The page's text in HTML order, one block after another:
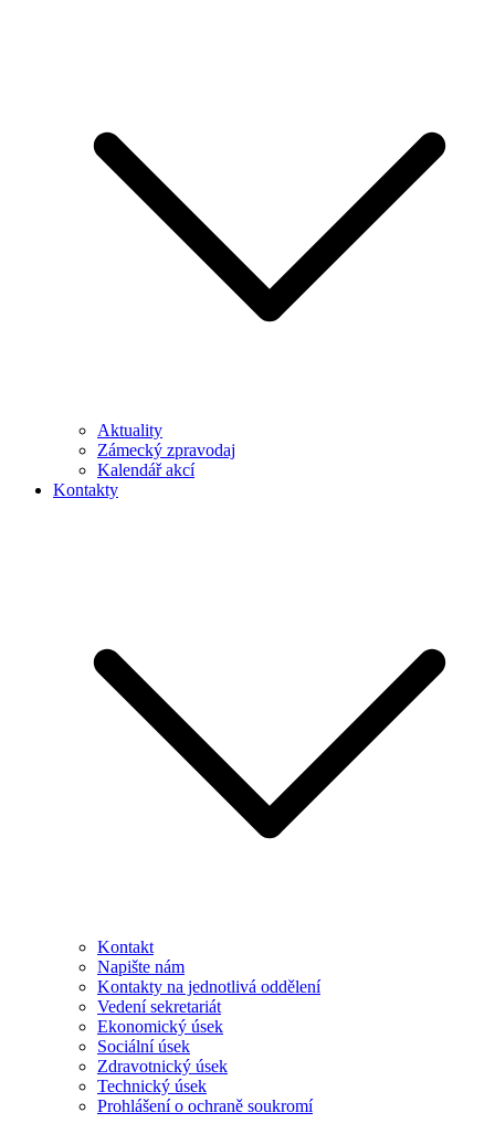
Aktuality
Zámecký zpravodaj
Kalendář akcí
Kontakty
Kontakt
Napište nám
Kontakty na jednotlivá oddělení
Vedení sekretariát
Ekonomický úsek
Sociální úsek
Zdravotnický úsek
Technický úsek
Prohlášení o ochraně soukromí